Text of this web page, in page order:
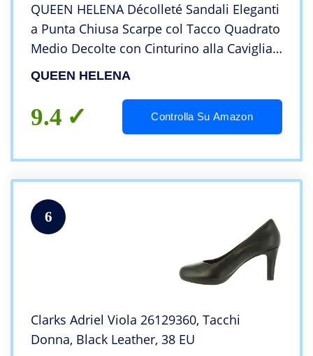
QUEEN HELENA Décolleté Sandali Eleganti
a Punta Chiusa Scarpe col Tacco Quadrato
Medio Decolte con Cinturino alla Caviglia
Donna ZM6046 (ZM9001 Nude,
numeric_38)
QUEEN HELENA
9.4 Controlla Su Amazon
6
Clarks Adriel Viola 26129360, Tacchi
Donna, Black Leather, 38 EU